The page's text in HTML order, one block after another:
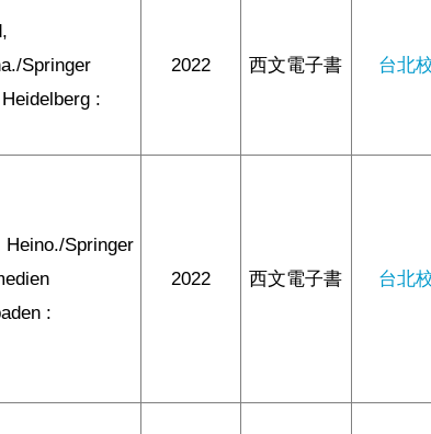
Springer
:
2022 西文電子書 台北
Heino./Springer
:
2022 西文電子書 台北